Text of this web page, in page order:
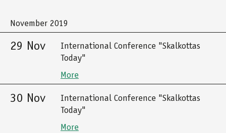
November 2019
29 Nov
International Conference "Skalkottas
Today"
More
30 Nov
International Conference "Skalkottas
Today"
More